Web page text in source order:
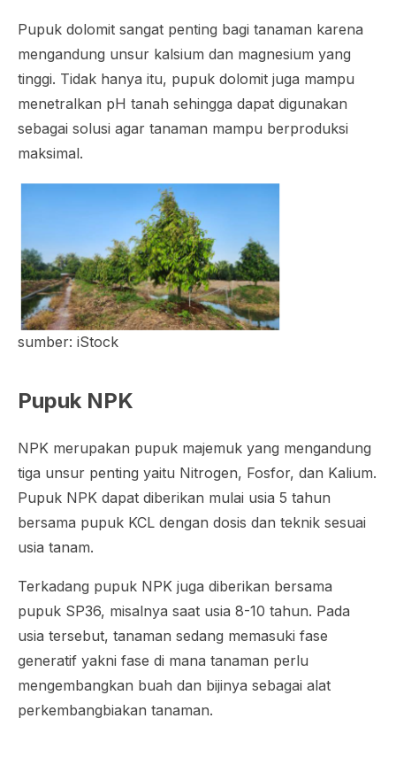
Pupuk dolomit sangat penting bagi tanaman karena
mengandung unsur kalsium dan magnesium yang
tinggi. Tidak hanya itu, pupuk dolomit juga mampu
menetralkan pH tanah sehingga dapat digunakan
sebagai solusi agar tanaman mampu berproduksi
maksimal.
sumber: iStock
Pupuk NPK
NPK merupakan pupuk majemuk yang mengandung
tiga unsur penting yaitu Nitrogen, Fosfor, dan Kalium.
Pupuk NPK dapat diberikan mulai usia 5 tahun
bersama pupuk KCL dengan dosis dan teknik sesuai
usia tanam.
Terkadang pupuk NPK juga diberikan bersama
pupuk SP36, misalnya saat usia 8-10 tahun. Pada
usia tersebut, tanaman sedang memasuki fase
generatif yakni fase di mana tanaman perlu
mengembangkan buah dan bijinya sebagai alat
perkembangbiakan tanaman.